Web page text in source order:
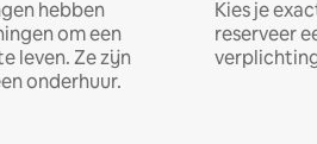
hebben
om een
leven. Ze zijn
onderhuur.
Kies je
reserveer